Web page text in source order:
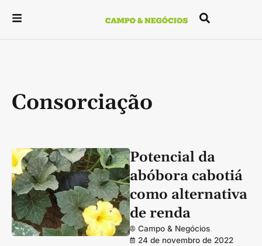
Consorciação
Potencial da
abóbora cabotiá
como alternativa
de renda
Campo & Negócios
24 de novembro de 2022